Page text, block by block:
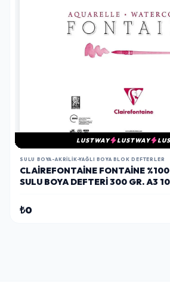
LUSTWAY LUSTWAY
SULU BOYA-AKRILIK-YAĞLI BOYA BLOK DEFTERLER
CLAIREFONTAINE FONTAINE
SULU BOYA DEFTERI 300 GR. A3
₺0